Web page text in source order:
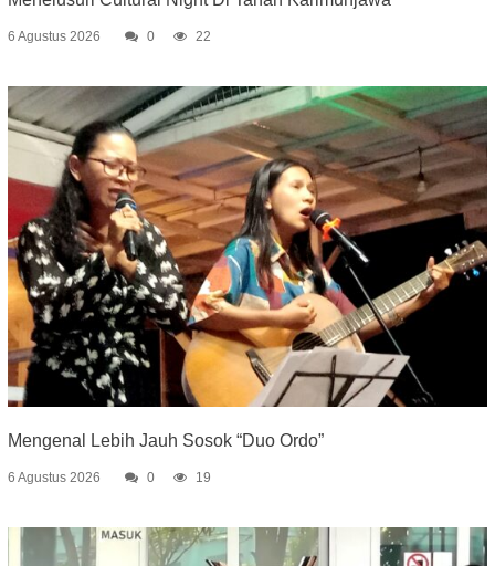
6 Agustus 2026 0 22
Mengenal Lebih Jauh Sosok “Duo Ordo”
6 Agustus 2026 0 19